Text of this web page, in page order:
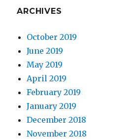
ARCHIVES
October 2019
June 2019
May 2019
April 2019
February 2019
January 2019
December 2018
November 2018